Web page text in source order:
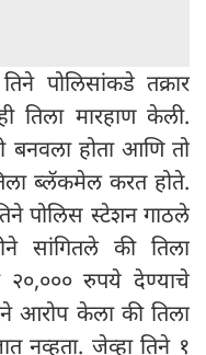
पोलिसांकडे तक्रार
तिला मारहाण केली.
बनवला होता आणि तो
ब्लॅकमेल करत होते.
पोलिस स्टेशन गाठले
सांगितले की तिला
२०,००० रुपये देण्याचे
आरोप केला की तिला
नव्हता. जेव्हा तिने १